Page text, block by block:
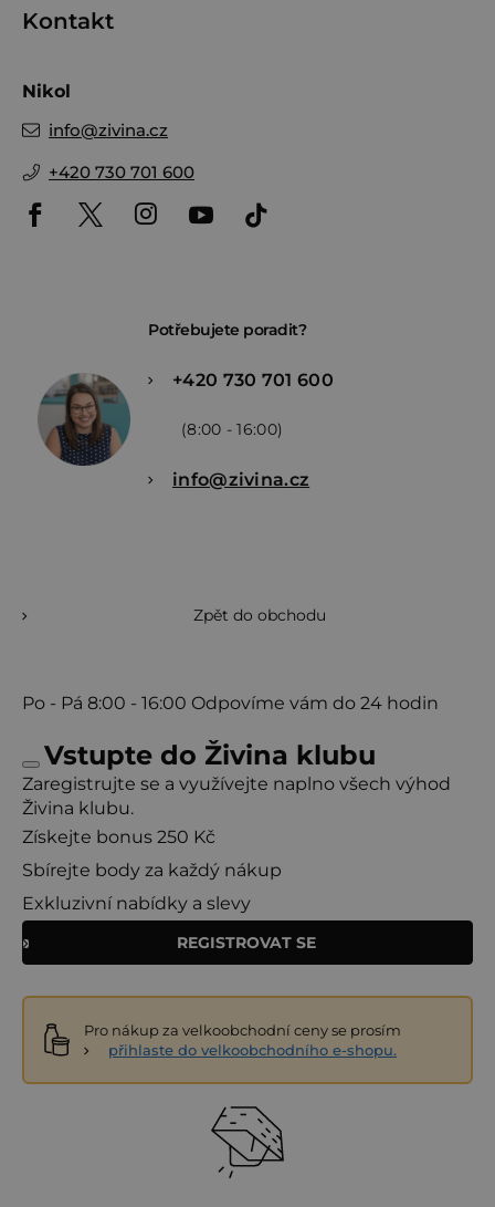
Kontakt
Nikol
info@zivina.cz
+420 730 701 600
Potřebujete poradit?
+420 730 701 600
(8:00 - 16:00)
info@zivina.cz
Zpět do obchodu
Po - Pá 8:00 - 16:00 Odpovíme vám do 24 hodin
Vstupte do Živina klubu
Zaregistrujte se a využívejte naplno všech výhod
Živina klubu.
Získejte bonus 250 Kč
Sbírejte body za každý nákup
Exkluzivní nabídky a slevy
REGISTROVAT SE
Pro nákup za velkoobchodní ceny se prosím
přihlaste do velkoobchodního e-shopu.